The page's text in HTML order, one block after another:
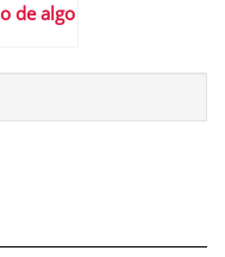
de algo